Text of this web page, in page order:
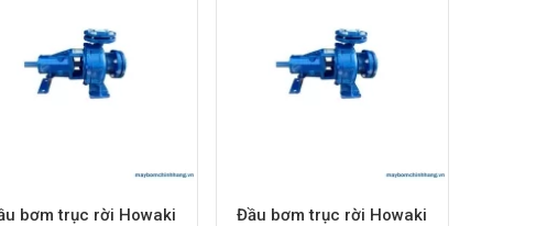
bơm trục rời Howaki
Đầu bơm trục rời Howaki